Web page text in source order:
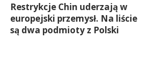
Restrykcje Chin uderzają w
europejski przemysł. Na liście
są dwa podmioty z Polski